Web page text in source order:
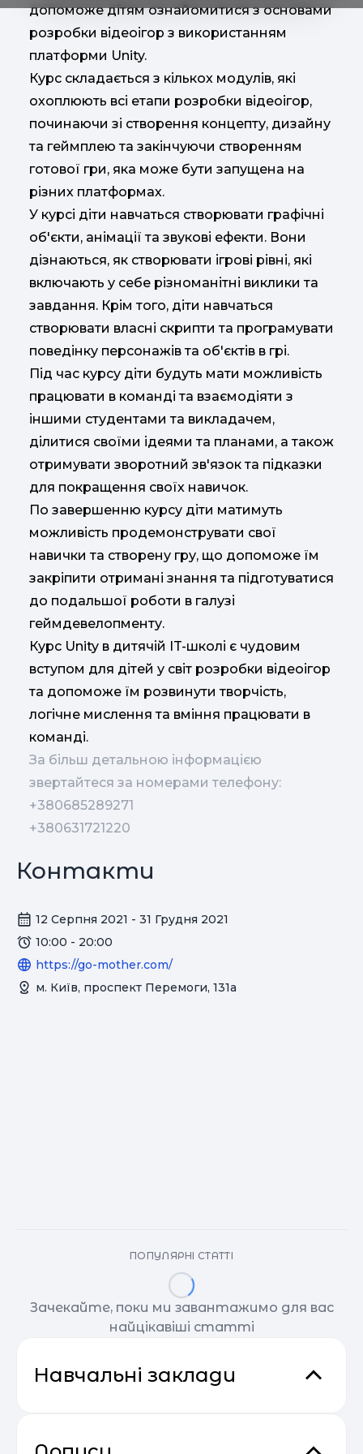
допоможе дітям ознайомитися з основами
розробки відеоігор з використанням
платформи Unity.
Курс складається з кількох модулів, які
охоплюють всі етапи розробки відеоігор,
починаючи зі створення концепту, дизайну
та геймплею та закінчуючи створенням
готової гри, яка може бути запущена на
різних платформах.
У курсі діти навчаться створювати графічні
об'єкти, анімації та звукові ефекти. Вони
дізнаються, як створювати ігрові рівні, які
включають у себе різноманітні виклики та
завдання. Крім того, діти навчаться
створювати власні скрипти та програмувати
поведінку персонажів та об'єктів в грі.
Під час курсу діти будуть мати можливість
працювати в команді та взаємодіяти з
іншими студентами та викладачем,
ділитися своїми ідеями та планами, а також
отримувати зворотний зв'язок та підказки
для покращення своїх навичок.
По завершенню курсу діти матимуть
можливість продемонструвати свої
навички та створену гру, що допоможе їм
закріпити отримані знання та підготуватися
до подальшої роботи в галузі
геймдевелопменту.
Курс Unity в дитячій IT-школі є чудовим
вступом для дітей у світ розробки відеоігор
та допоможе їм розвинути творчість,
логічне мислення та вміння працювати в
команді.
За більш детальною інформацією
звертайтеся за номерами телефону:
+380685289271
+380631721220
Контакти
12 Серпня 2021 - 31 Грудня 2021
10:00 - 20:00
https://go-mother.com/
м. Київ, проспект Перемоги, 131а
ПОПУЛЯРНІ СТАТТІ
Зачекайте, поки ми завантажимо для вас
найцікавіші статті
Навчальні заклади